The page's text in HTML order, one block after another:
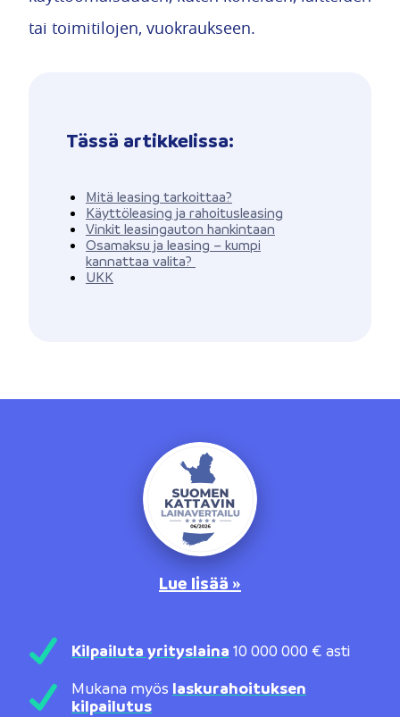
tai toimitilojen, vuokraukseen.
Tässä artikkelissa:
Mitä leasing tarkoittaa?
Käyttöleasing ja rahoitusleasing
Vinkit leasingauton hankintaan
Osamaksu ja leasing – kumpi
kannattaa valita?
UKK
Lue lisää »
Kilpailuta yrityslaina 10 000 000 € asti
Mukana myös laskurahoituksen
kilpailutus